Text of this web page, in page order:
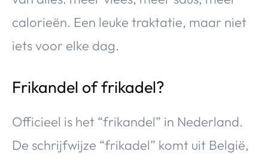
calorieën. Een leuke traktatie, maar niet
iets voor elke dag.
Frikandel of frikadel?
Officieel is het “frikandel” in Nederland.
De schrijfwijze “frikadel” komt uit België,